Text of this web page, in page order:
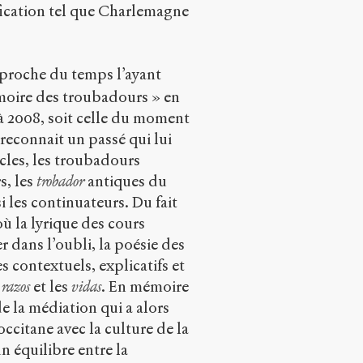
tel que Charlemagne
du temps l’ayant
des troubadours » en
2008, soit celle du moment
un passé qui lui
les troubadours
les trobadorantiques du
les continuateurs. Du fait
la lyrique des cours
dans l’oubli, la poésie des
contextuels, explicatifs et
razoset les vidas. En mémoire
la médiation qui a alors
avec la culture de la
équilibre entre la